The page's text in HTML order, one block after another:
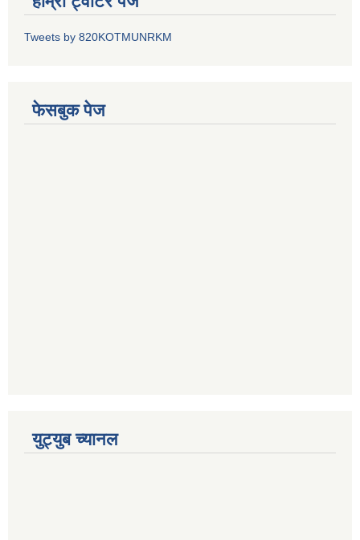
Tweets by 820KOTMUNRKM
फेसबुक पेज
युट्युब च्यानल